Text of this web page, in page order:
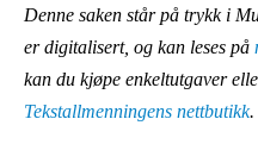
Denne saken står på trykk i
er digitalisert, og kan leses på
kan du kjøpe enkeltutgaver
Tekstallmenningens nettbutikk.